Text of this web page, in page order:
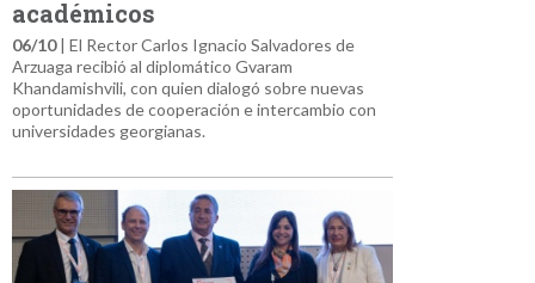
académicos
06/10| El Rector Carlos Ignacio Salvadores de
Arzuaga recibió al diplomático Gvaram
Khandamishvili, con quien dialogó sobre nuevas
oportunidades de cooperación e intercambio con
universidades georgianas.